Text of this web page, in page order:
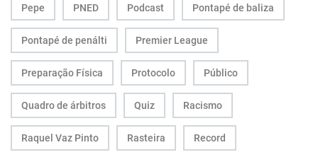
Pepe PNED Podcast Pontapé de baliza
Pontapé de penálti Premier League
Preparação Física Protocolo Público
Quadro de árbitros Quiz Racismo
Raquel Vaz Pinto Rasteira Record